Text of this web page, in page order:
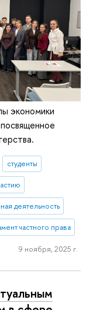
экономики
студенты
деятельность
частного права
9 ноября, 2025 г.